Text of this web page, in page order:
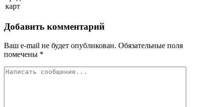
карт
Добавить комментарий
Ваш e-mail не будет опубликован. Обязательные поля
помечены *